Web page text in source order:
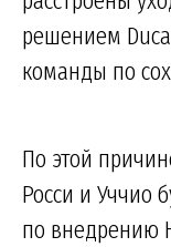
решением
команды по
По этой
Росси и Уччио
по внедрению